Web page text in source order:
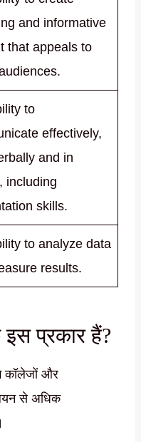
and informative
that appeals to
to
effectively,
and in
including
skills.
to analyze data
results.
प्रकार हैं?
कॉलेजों और
से अधिक